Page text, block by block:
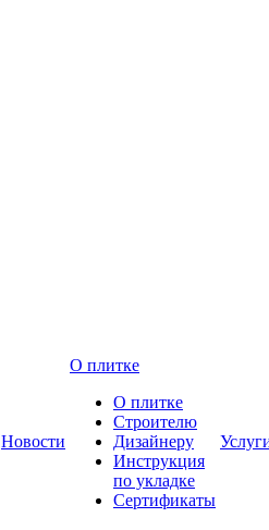
Новости
О плитке
О плитке
Строителю
Дизайнеру
Инструкция
по укладке
Сертификаты